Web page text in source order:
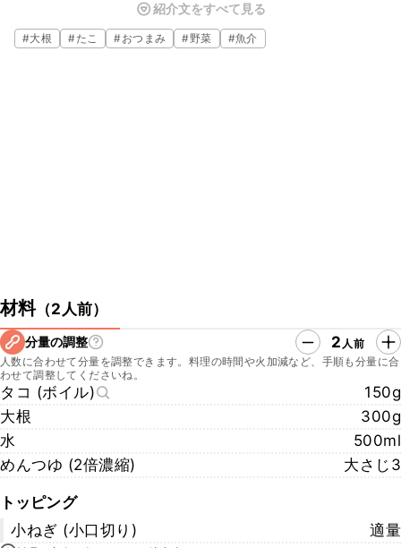
味の染みた大根と、柔らかいタコは、ごはんによく合いますよ。
日本酒のおつまみとしてもぴったりなので、ぜひ作ってみてください
ね。
紹介文をすべて見る
#大根 #たこ #おつまみ #野菜 #魚介
材料（2人前）
分量の調整 2 人前
人数に合わせて分量を調整できます。料理の時間や火加減など、手順も分量に合
わせて調整してくださいね。
タコ (ボイル)
150g
大根
300g
水
500ml
めんつゆ (2倍濃縮)
大さじ3
トッピング
小ねぎ (小口切り)
適量